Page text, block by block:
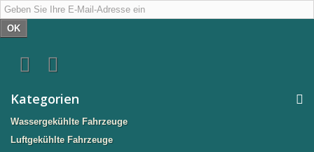
OK
Kategorien
Wassergekühlte Fahrzeuge
Luftgekühlte Fahrzeuge